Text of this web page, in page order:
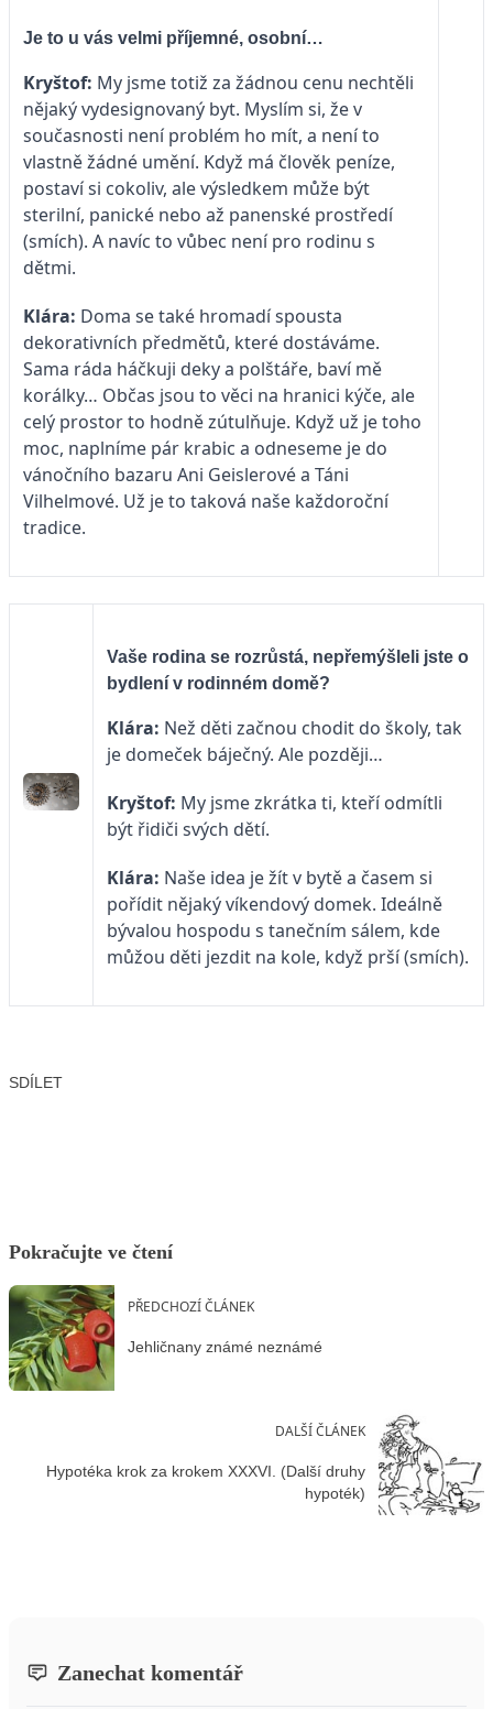
Je to u vás velmi příjemné, osobní…
Kryštof: My jsme totiž za žádnou cenu nechtěli
nějaký vydesignovaný byt. Myslím si, že v
současnosti není problém ho mít, a není to
vlastně žádné umění. Když má člověk peníze,
postaví si cokoliv, ale výsledkem může být
sterilní, panické nebo až panenské prostředí
(smích). A navíc to vůbec není pro rodinu s
dětmi.
Klára: Doma se také hromadí spousta
dekorativních předmětů, které dostáváme.
Sama ráda háčkuji deky a polštáře, baví mě
korálky… Občas jsou to věci na hranici kýče, ale
celý prostor to hodně zútulňuje. Když už je toho
moc, naplníme pár krabic a odneseme je do
vánočního bazaru Ani Geislerové a Táni
Vilhelmové. Už je to taková naše každoroční
tradice.
Vaše rodina se rozrůstá, nepřemýšleli jste o
bydlení v rodinném domě?
Klára: Než děti začnou chodit do školy, tak
je domeček báječný. Ale později…
Kryštof: My jsme zkrátka ti, kteří odmítli
být řidiči svých dětí.
Klára: Naše idea je žít v bytě a časem si
pořídit nějaký víkendový domek. Ideálně
bývalou hospodu s tanečním sálem, kde
můžou děti jezdit na kole, když prší (smích).
SDÍLET
Pokračujte ve čtení
PŘEDCHOZÍ ČLÁNEK
Jehličnany známé neznámé
DALŠÍ ČLÁNEK
Hypotéka krok za krokem XXXVI. (Další druhy
hypoték)
Zanechat komentář